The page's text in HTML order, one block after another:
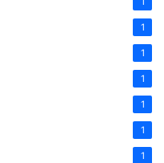
1
1
1
1
1
1